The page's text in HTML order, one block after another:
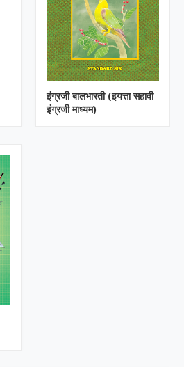
इंग्रजी बालभारती (इयत्ता सहावी
इंग्रजी माध्यम)